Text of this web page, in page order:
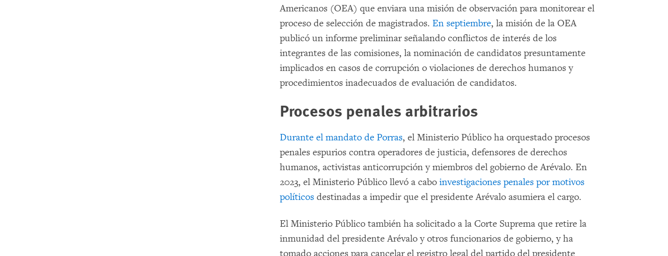
Americanos (OEA) que enviara una misión de observación para monitorear el
proceso de selección de magistrados.En septiembre, la misión de la OEA
publicó un informe preliminar señalando conflictos de interés de los
integrantes de las comisiones, la nominación de candidatos presuntamente
implicados en casos de corrupción o violaciones de derechos humanos y
procedimientos inadecuados de evaluación de candidatos.
Procesos penales arbitrarios
Durante el mandato de Porras, el Ministerio Público ha orquestado procesos
penales espurios contra operadores de justicia, defensores de derechos
humanos, activistas anticorrupción y miembros del gobierno de Arévalo. En
2023, el Ministerio Público llevó a caboinvestigaciones penales por motivos
políticos destinadas a impedir que el presidente Arévalo asumiera el cargo.
El Ministerio Público también ha solicitado a la Corte Suprema que retire la
inmunidad del presidente Arévalo y otros funcionarios de gobierno, y ha
tomado acciones para cancelar el registro legal del partido del presidente